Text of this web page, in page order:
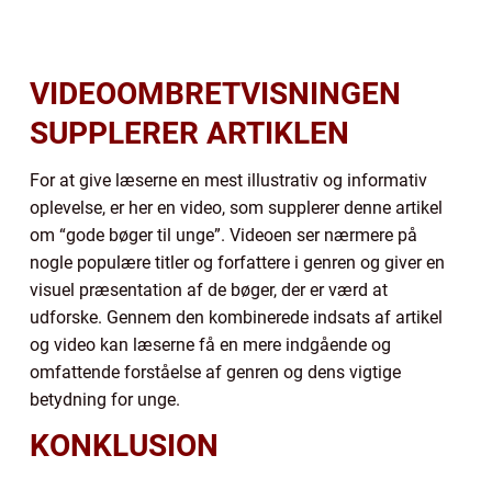
VIDEOOMBRETVISNINGEN
SUPPLERER ARTIKLEN
For at give læserne en mest illustrativ og informativ
oplevelse, er her en video, som supplerer denne artikel
om “gode bøger til unge”. Videoen ser nærmere på
nogle populære titler og forfattere i genren og giver en
visuel præsentation af de bøger, der er værd at
udforske. Gennem den kombinerede indsats af artikel
og video kan læserne få en mere indgående og
omfattende forståelse af genren og dens vigtige
betydning for unge.
KONKLUSION